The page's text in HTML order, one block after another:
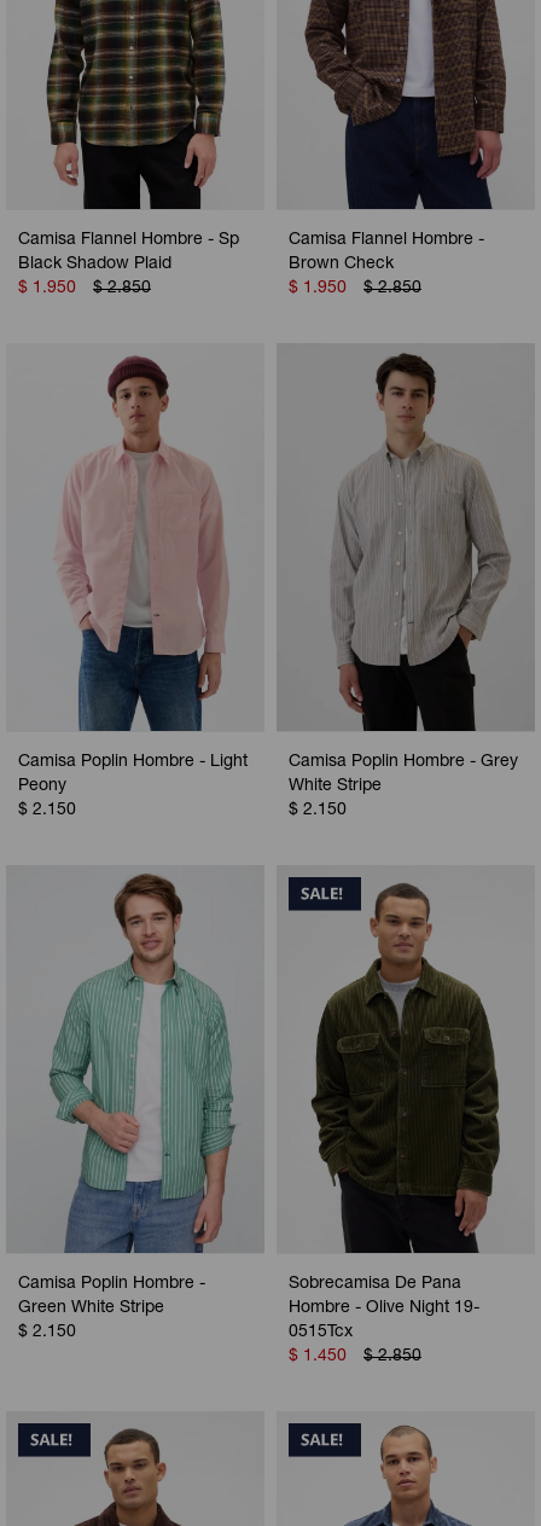
Camisa Flannel Hombre - Sp
Black Shadow Plaid
$ 1.950 $ 2.850
Camisa Flannel Hombre -
Brown Check
$ 1.950 $ 2.850
Camisa Poplin Hombre - Light
Peony
$ 2.150
Camisa Poplin Hombre - Grey
White Stripe
$ 2.150
Camisa Poplin Hombre -
Green White Stripe
$ 2.150
Sobrecamisa De Pana
Hombre - Olive Night 19-
0515Tcx
$ 1.450 $ 2.850